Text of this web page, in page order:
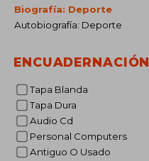
Biografía: Deporte
Autobiografía: Deporte
ENCUADERNACIÓN
Tapa Blanda
Tapa Dura
Audio Cd
Personal Computers
Antiguo O Usado